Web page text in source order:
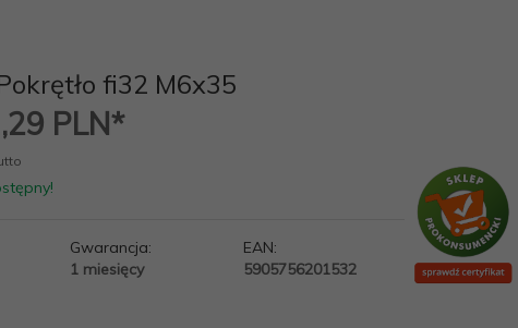
fi32 M6x35
PLN*
Gwarancja:
1 miesięcy
EAN:
5905756201532